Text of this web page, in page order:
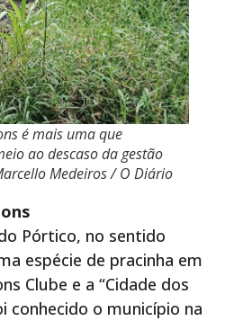
é mais uma que
ao descaso da gestão
Medeiros / O Diário
Pórtico, no sentido
espécie de pracinha em
Clube e a “Cidade dos
conhecido o município na